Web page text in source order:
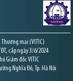
Thương mại (VITIC)
cấp ngày 3/6/2024
Giám đốc VITIC
Nghĩa Đô, Tp. Hà Nội